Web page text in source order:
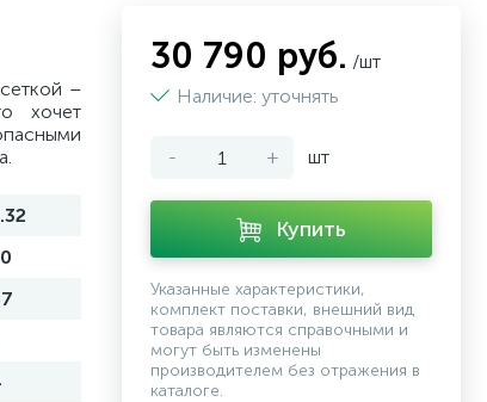
–
хочет
30 790 руб. /шт
Наличие: уточнять
- + шт
Купить
Указанные характеристики,
комплект поставки, внешний вид
товара являются справочными и
могут быть изменены
производителем без отражения в
каталоге.